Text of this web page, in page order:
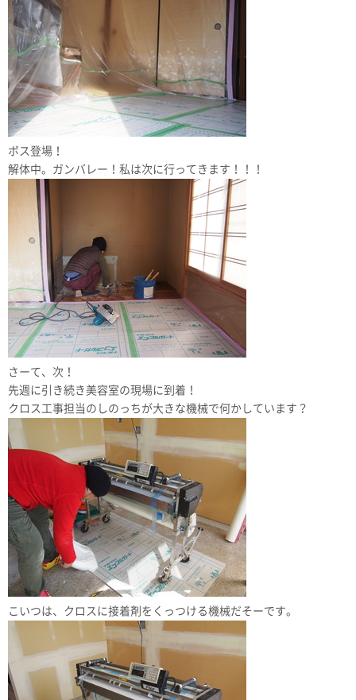
ボス登場！
解体中。ガンバレー！私は次に行ってきます！！！
さーて、次！
先週に引き続き美容室の現場に到着！
クロス工事担当のしのっちが大きな機械で何かしています？
こいつは、クロスに接着剤をくっつける機械だそーです。